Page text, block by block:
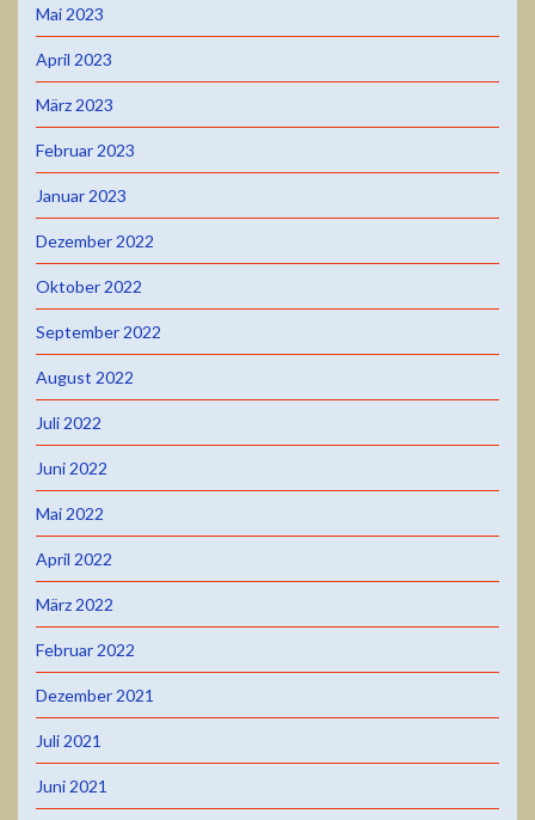
Mai 2023
April 2023
März 2023
Februar 2023
Januar 2023
Dezember 2022
Oktober 2022
September 2022
August 2022
Juli 2022
Juni 2022
Mai 2022
April 2022
März 2022
Februar 2022
Dezember 2021
Juli 2021
Juni 2021